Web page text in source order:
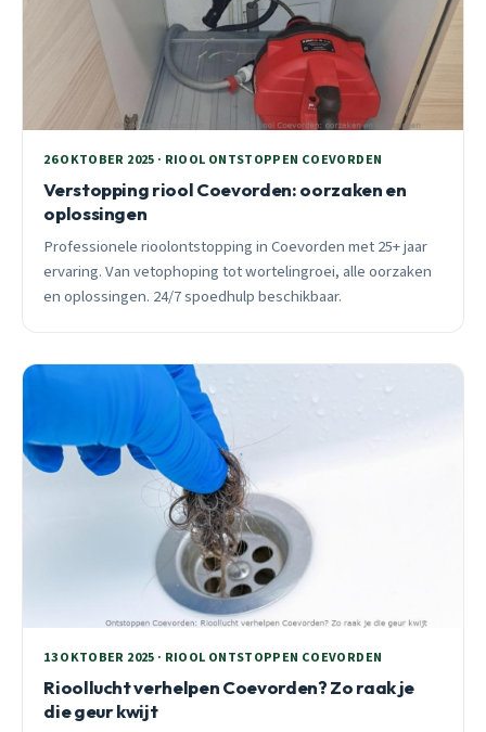
26 OKTOBER 2025 · RIOOL ONTSTOPPEN COEVORDEN
Verstopping riool Coevorden: oorzaken en
oplossingen
Professionele rioolontstopping in Coevorden met 25+ jaar
ervaring. Van vetophoping tot wortelingroei, alle oorzaken
en oplossingen. 24/7 spoedhulp beschikbaar.
13 OKTOBER 2025 · RIOOL ONTSTOPPEN COEVORDEN
Rioollucht verhelpen Coevorden? Zo raak je
die geur kwijt